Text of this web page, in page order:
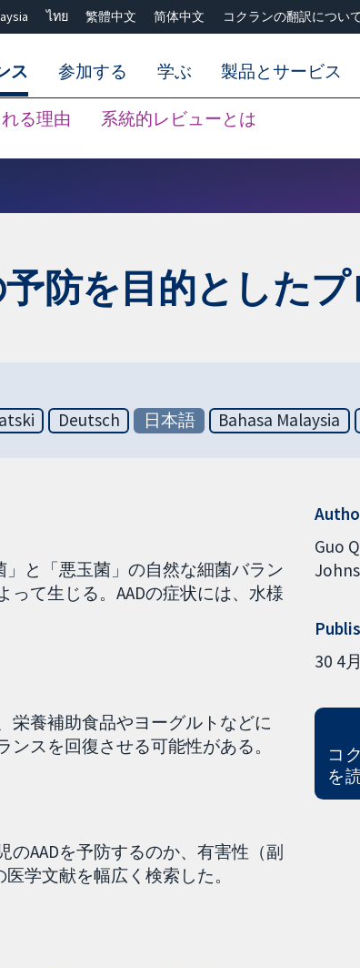
ไทย 繁體中文 简体中文 コクランの翻訳につい
ス
る理由 系統的レビューとは
参加する 学ぶ 製品とサービス
防を目的とした
Deutsch 日本語 Bahasa Malaysia
と「悪玉菌」の自然な細菌バラン
て生じる。AADの症状には、水様
栄養補助食品やヨーグルトなどに
スを回復させる可能性がある。
AADを予防するのか、有害性（副
学文献を幅広く検索した。
Guo Q
30 4
コ
を